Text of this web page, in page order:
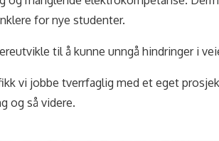
for nye studenter.
til å kunne unngå hindringer i
vi jobbe tverrfaglig med et eget
og så videre.